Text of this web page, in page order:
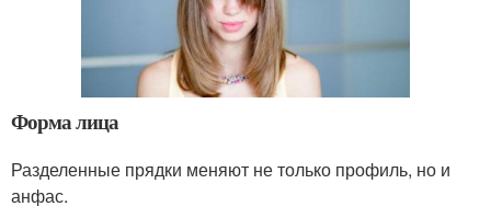
Форма лица
Разделенные прядки меняют не только профиль, но и
анфас.